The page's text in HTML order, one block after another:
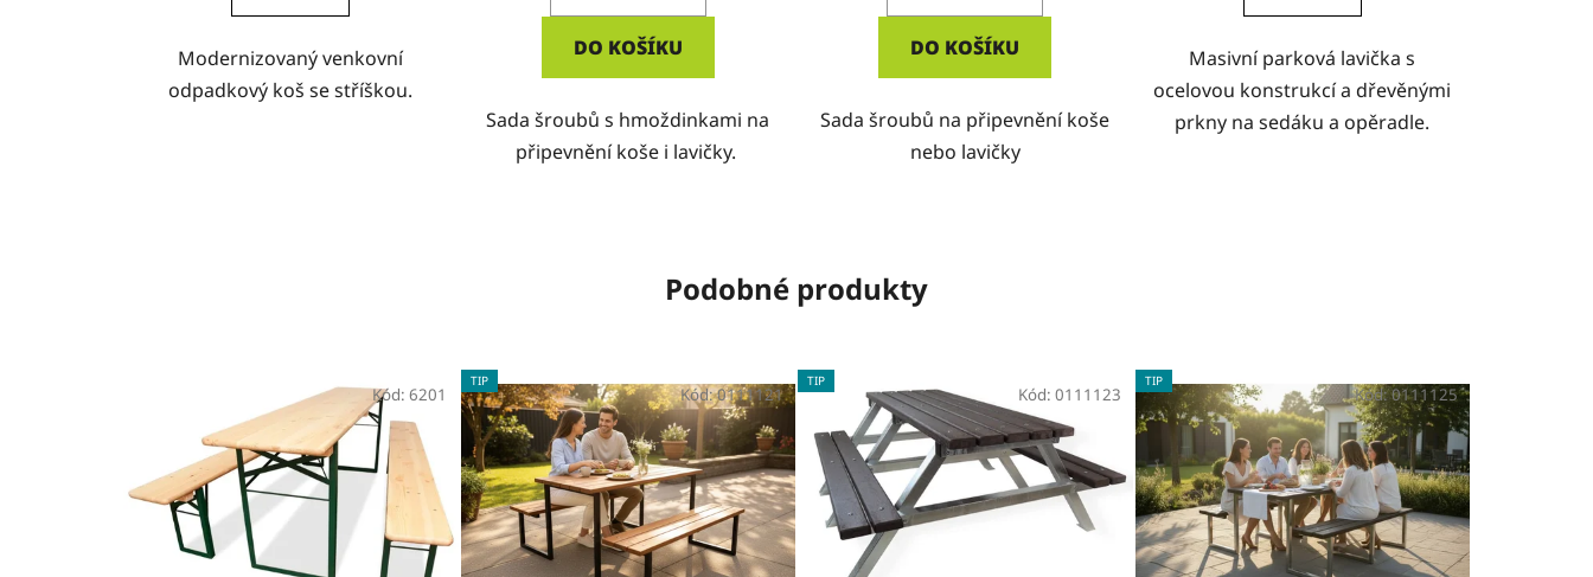
Modernizovaný venkovní
odpadkový koš se stříškou.
DO KOŠÍKU
Sada šroubů s hmoždinkami na
připevnění koše i lavičky.
DO KOŠÍKU
Sada šroubů na připevnění koše
nebo lavičky
Masivní parková lavička s
ocelovou konstrukcí a dřevěnými
prkny na sedáku a opěradle.
Podobné produkty
Kód: 6201
TIP
Kód:0111121
TIP
Kód: 0111123
TIP
Kód:0111125